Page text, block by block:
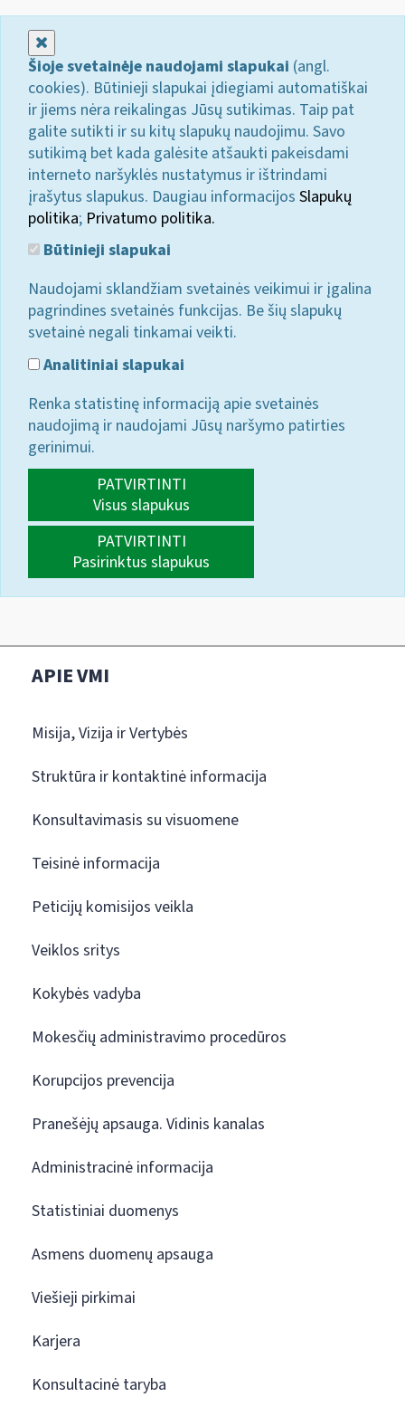
Šioje svetainėje naudojami slapukai (angl.
cookies). Būtinieji slapukai įdiegiami automatiškai
ir jiems nėra reikalingas Jūsų sutikimas. Taip pat
galite sutikti ir su kitų slapukų naudojimu. Savo
sutikimą bet kada galėsite atšaukti pakeisdami
interneto naršyklės nustatymus ir ištrindami
įrašytus slapukus. Daugiau informacijos Slapukų
politika; Privatumo politika.
Būtinieji slapukai
Naudojami sklandžiam svetainės veikimui ir įgalina
pagrindines svetainės funkcijas. Be šių slapukų
svetainė negali tinkamai veikti.
Analitiniai slapukai
Renka statistinę informaciją apie svetainės
naudojimą ir naudojami Jūsų naršymo patirties
gerinimui.
PATVIRTINTI
Visus slapukus
PATVIRTINTI
Pasirinktus slapukus
APIE VMI
Misija, Vizija ir Vertybės
Struktūra ir kontaktinė informacija
Konsultavimasis su visuomene
Teisinė informacija
Peticijų komisijos veikla
Veiklos sritys
Kokybės vadyba
Mokesčių administravimo procedūros
Korupcijos prevencija
Pranešėjų apsauga. Vidinis kanalas
Administracinė informacija
Statistiniai duomenys
Asmens duomenų apsauga
Viešieji pirkimai
Karjera
Konsultacinė taryba